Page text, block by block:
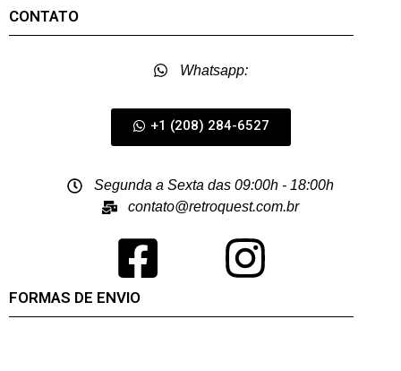
CONTATO
Whatsapp:
+1 (208) 284-6527
Segunda a Sexta das 09:00h - 18:00h
contato@retroquest.com.br
FORMAS DE ENVIO